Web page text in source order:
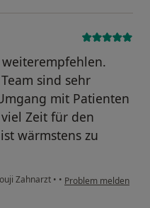
sind sehr
mit Patienten
Zeit für den
wärmstens zu
Zahnarzt • • Problem melden